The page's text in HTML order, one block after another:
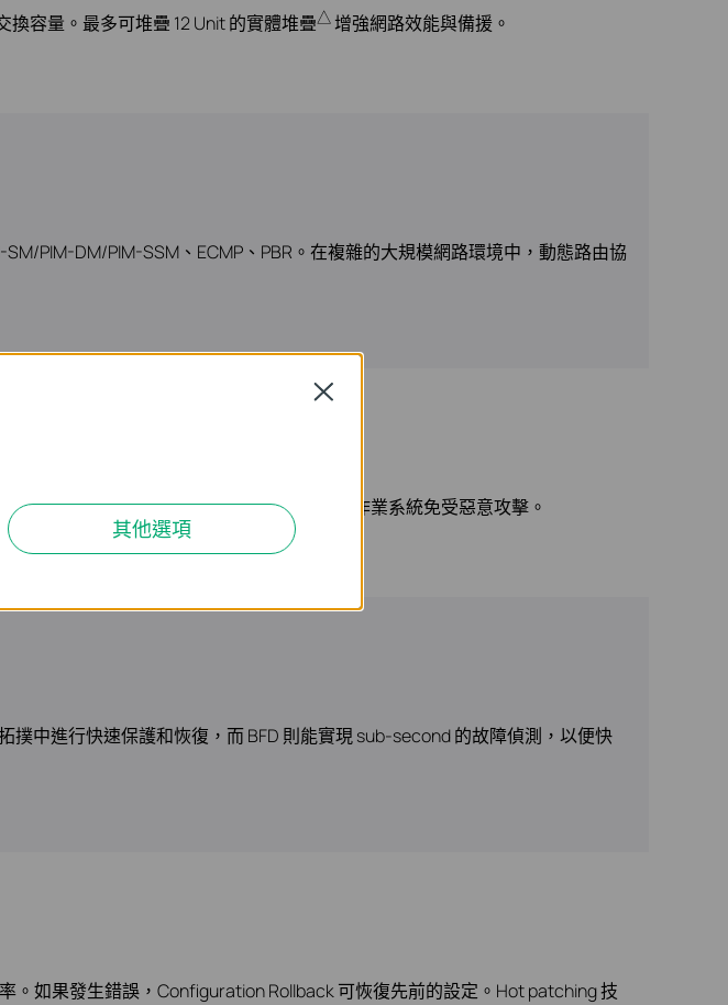
換容量。最多可堆疊 12 Unit 的實體堆疊△增強網路效能與備援。
PIM-DM/PIM-SSM、ECMP、PBR。在複雜的大規模網路環境中，動態路由協
Shell 防禦一系列網路威脅。安全啟動可保護作業系統免受惡意攻擊。
撲中進行快速保護和恢復，而 BFD 則能實現 sub-second 的故障偵測，以便快
。如果發生錯誤，Configuration Rollback 可恢復先前的設定。Hot patching 技
其他選項
Close